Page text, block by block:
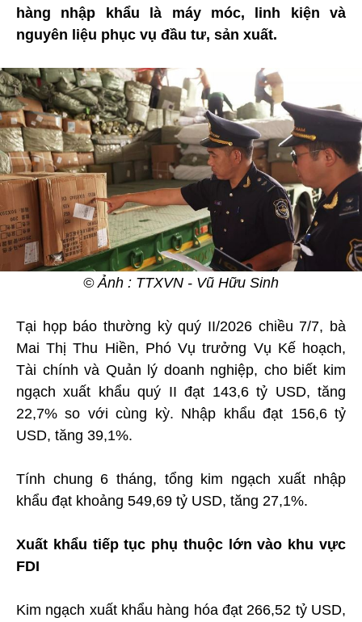
hàng nhập khẩu là máy móc, linh kiện và
nguyên liệu phục vụ đầu tư, sản xuất.
© Ảnh : TTXVN - Vũ Hữu Sinh
Tại họp báo thường kỳ quý II/2026 chiều 7/7, bà
Mai Thị Thu Hiền, Phó Vụ trưởng Vụ Kế hoạch,
Tài chính và Quản lý doanh nghiệp, cho biết kim
ngạch xuất khẩu quý II đạt 143,6 tỷ USD, tăng
22,7% so với cùng kỳ. Nhập khẩu đạt 156,6 tỷ
USD, tăng 39,1%.
Tính chung 6 tháng, tổng kim ngạch xuất nhập
khẩu đạt khoảng 549,69 tỷ USD, tăng 27,1%.
Xuất khẩu tiếp tục phụ thuộc lớn vào khu vực
FDI
Kim ngạch xuất khẩu hàng hóa đạt 266,52 tỷ USD,